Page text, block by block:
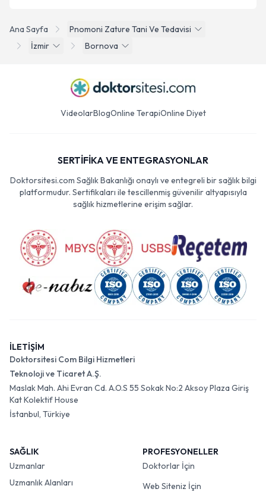
Ana Sayfa
Pnomoni Zature Tani Ve Tedavisi
İzmir
Bornova
VideolarBlogOnline TerapiOnline Diyet
SERTİFİKA VE ENTEGRASYONLAR
Doktorsitesi.com Sağlık Bakanlığı onaylı ve entegreli bir sağlık bilgi
platformudur. Sertifikaları ile tescillenmiş güvenilir altyapısıyla
sağlık hizmetlerine erişim sağlar.
İLETİŞİM
Doktorsitesi Com Bilgi Hizmetleri
Teknoloji ve Ticaret A.Ş.
Maslak Mah. Ahi Evran Cd. A.O.S 55 Sokak No:2 Aksoy Plaza Giriş
Kat Kolektif House
İstanbul, Türkiye
SAĞLIK
Uzmanlar
Uzmanlık Alanları
PROFESYONELLER
Doktorlar İçin
Web Siteniz İçin